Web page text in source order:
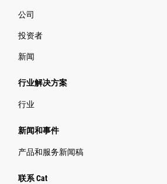
公司
投资者
新闻
行业解决方案
行业
新闻和事件
产品和服务新闻稿
联系 Cat